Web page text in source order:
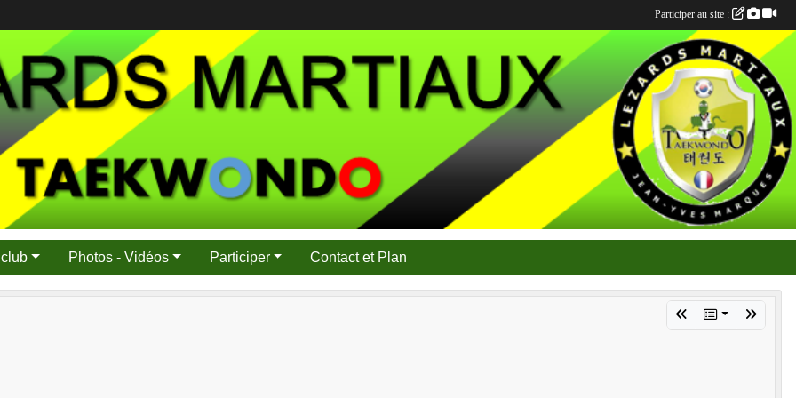
Photos - Vidéos Participer Contact et Plan
Participer au site :